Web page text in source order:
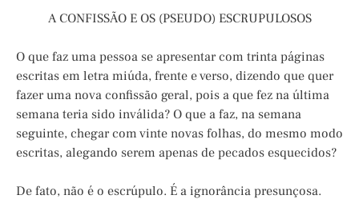
A CONFISSÃO E OS (PSEUDO) ESCRUPULOSOS
O que faz uma pessoa se apresentar com trinta páginas
escritas em letra miúda, frente e verso, dizendo que quer
fazer uma nova confissão geral, pois a que fez na última
semana teria sido inválida? O que a faz, na semana
seguinte, chegar com vinte novas folhas, do mesmo modo
escritas, alegando serem apenas de pecados esquecidos?
De fato, não é o escrúpulo. É a ignorância presunçosa.